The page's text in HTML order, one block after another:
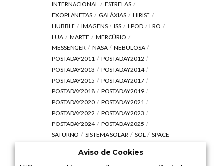
INTERNACIONAL
ESTRELAS
EXOPLANETAS
GALÁXIAS
HIRISE
HUBBLE
IMAGENS ISS LPOD
LRO
LUA
MARTE
MERCÚRIO
MESSENGER
NASA
NEBULOSA
POSTADAY2011
POSTADAY2012
POSTADAY2013
POSTADAY2014
POSTADAY2015
POSTADAY2017
POSTADAY2018
POSTADAY2019
POSTADAY2020
POSTADAY2021
POSTADAY2022
POSTADAY2023
POSTADAY2024
POSTADAY2025
SATURNO
SISTEMA SOLAR SOL
SPACE
UNIVERSO
VÍDEO
Aviso de Cookies